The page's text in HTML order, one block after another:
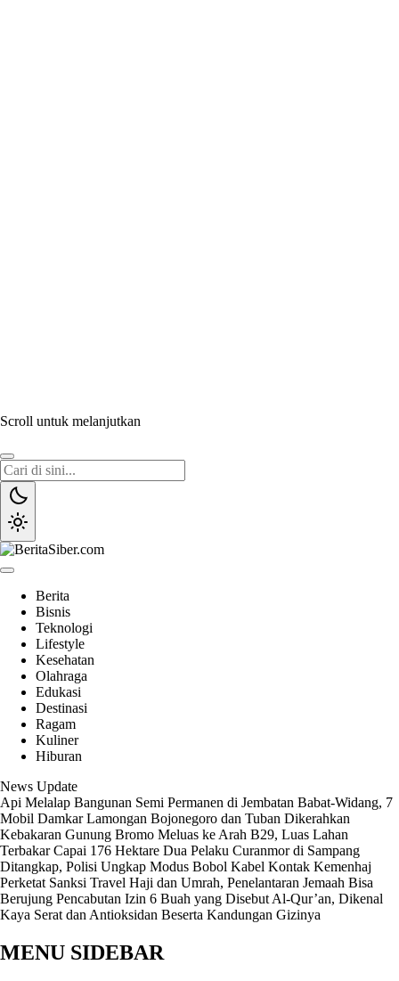
Scroll untuk melanjutkan
Berita
Bisnis
Teknologi
Lifestyle
Kesehatan
Olahraga
Edukasi
Destinasi
Ragam
Kuliner
Hiburan
News Update
Api Melalap Bangunan Semi Permanen di Jembatan Babat-Widang, 7
Mobil Damkar Lamongan Bojonegoro dan Tuban Dikerahkan
Kebakaran Gunung Bromo Meluas ke Arah B29, Luas Lahan
Terbakar Capai 176 Hektare Dua Pelaku Curanmor di Sampang
Ditangkap, Polisi Ungkap Modus Bobol Kabel Kontak Kemenhaj
Perketat Sanksi Travel Haji dan Umrah, Penelantaran Jemaah Bisa
Berujung Pencabutan Izin 6 Buah yang Disebut Al-Qur’an, Dikenal
Kaya Serat dan Antioksidan Beserta Kandungan Gizinya
MENU SIDEBAR